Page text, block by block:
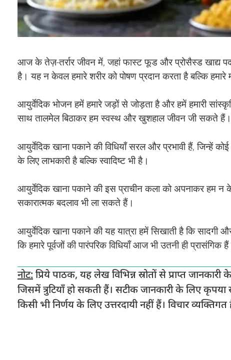
आज के तेज़-तर्रार जीवन में, जहां फास्ट फूड और प्रोसैस्ड खाद्य
है। यह न केवल हमारे शरीर को पोषण प्रदान करता है बल्कि
आयुर्वेदिक भोजन हमें हमारे जड़ों से जोड़ता है और हमें हमारी
साथ तालमेल बिठाकर हम स्वस्थ और खुशहाल जीवन जी सकते हैं।
आयुर्वेदिक खाना पकाने की विधियाँ सरल और प्रभावी हैं, जिन्हें
के लिए लाभकारी है बल्कि स्वादिष्ट भी है।
आयुर्वेदिक खाना पकाने की इस प्राचीन कला को अपनाकर हम
सकारात्मक बदलाव भी ला सकते हैं।
आयुर्वेदिक खाना पकाने की यह यात्रा हमें सिखाती है कि
कि हमारे पूर्वजों की पारंपरिक विधियाँ आज भी उतनी ही प्रासंगिक
नोट: प्रिये पाठक, यह लेख विभिन्न स्रोतों से प्राप्त
जिसमें त्रुटियाँ हो सकती हैं। सटीक जानकारी के लिए
किसी भी निर्णय के लिए उत्तरदायी नहीं हैं। विचार व्यक्तिगत